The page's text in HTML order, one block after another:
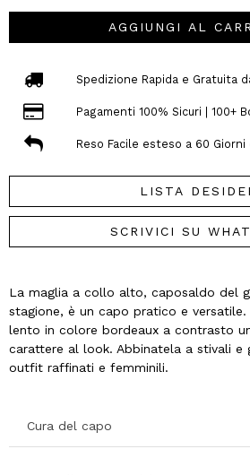
AGGIUNGI AL
Spedizione Rapida e Gratuita
Pagamenti 100% Sicuri | 100+
Reso Facile esteso a 60 Giorni
LISTA
SCRIVICI SU
La maglia a collo alto, caposaldo del
stagione, è un capo pratico e
lento in colore bordeaux a contrasto
carattere al look. Abbinatela a stivali e
outfit raffinati e femminili.
Cura del capo